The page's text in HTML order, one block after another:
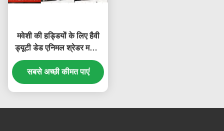
मवेशी की हड्डियों के लिए हैवी
ड्यूटी डेड एनिमल श्रेडर मशीन
ऑटो रिवर्स स्विच
सबसे अच्छी कीमत पाएं